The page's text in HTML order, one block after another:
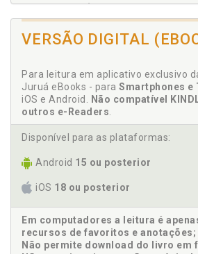
HISTÓRICOS, p. 39
3.5 UM OLHAR SOBRE A
CONTEXTO RIBEIRINHO, p. 43
Capítulo 4 IDENTIDADE CULTURAL
4.1 COMUNIDADE DO RIO
4.2 RELAÇÃO ENTRE O POVO
AMAZÔNICA, p. 62
4.3 TRADIÇÃO DOS POVOS DA
4.4 UM CONTEXTO SOCIAL
DIFERENÇAS CULTURAIS, p. 65
4.5 GLOBALIZAÇÃO: UMA RELAÇÃO
4.6 MODOS DE SEGREGAÇÃO X
78
4.7 DESAFIOS DA
VERSÃO DIGITAL
Para leitura em aplicativo exclusivo
Juruá eBooks - para Smartphones e
iOS e Android. Não compatível
outros e-Readers.
Disponível para as plataformas:
Android 15 ou posterior
iOS 18 ou posterior
Em computadores a leitura é
recursos de favoritos e anotações;
Não permite download do livro em